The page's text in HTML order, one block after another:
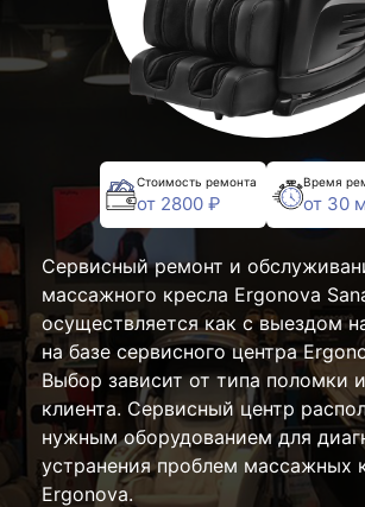
Стоимость ремонта
от 2800 ₽
Время
от 30
Сервисный ремонт и
массажного кресла Ergonova
осуществляется как с выездом
на базе сервисного центра
Выбор зависит от типа поломки
клиента. Сервисный центр
нужным оборудованием для
устранения проблем массажных
Ergonova.